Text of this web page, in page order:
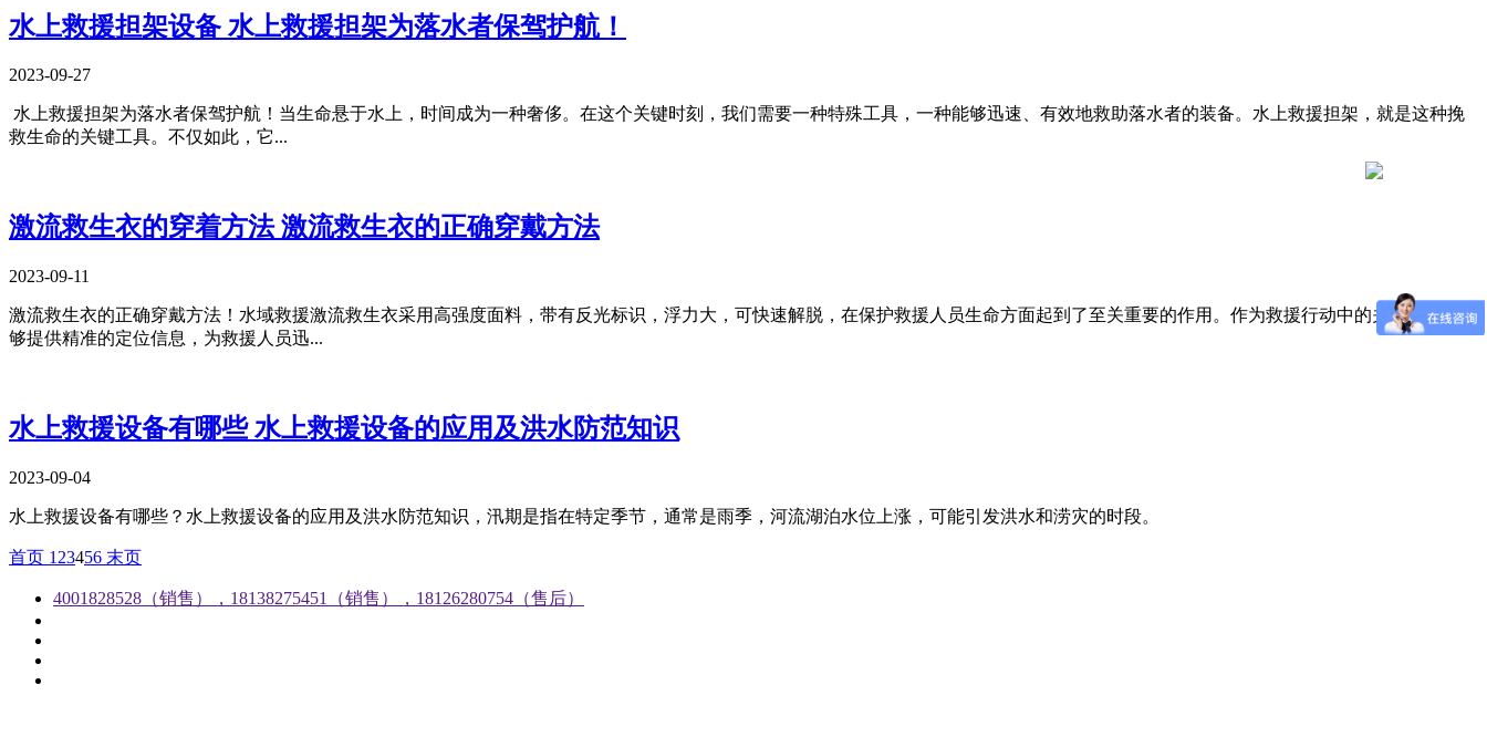
水上救援担架设备 水上救援担架为落水者保驾护航！
2023-09-27
​ 水上救援担架为落水者保驾护航！​当生命悬于水上，时间成为一种奢侈。在这个关键时刻，我们需要一种特殊工具，一种能够迅速、有效地救助落水者的装备。水上救援担架，就是这种挽
救生命的关键工具。不仅如此，它...
激流救生衣的穿着方法 激流救生衣的正确穿戴方法
2023-09-11
激流救生衣的正确穿戴方法！​水域救援激流救生衣采用高强度面料，带有反光标识，浮力大，可快速解脱，在保护救援人员生命方面起到了至关重要的作用。作为救援行动中的关键装备，能
够提供精准的定位信息，为救援人员迅...
水上救援设备有哪些 水上救援设备的应用及洪水防范知识
2023-09-04
​水上救援设备有哪些？水上救援设备的应用及洪水防范知识，汛期是指在特定季节，通常是雨季，河流湖泊水位上涨，可能引发洪水和涝灾的时段。
首页 1 23456 末页
4001828528（销售），18138275451（销售），18126280754（售后）